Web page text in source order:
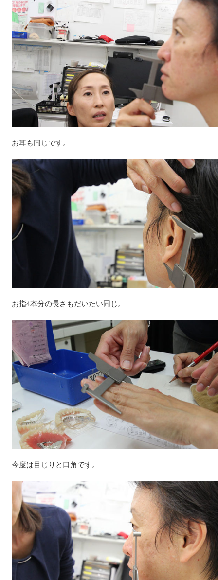
お耳も同じです。
お指4本分の長さもだいたい同じ。
今度は目じりと口角です。